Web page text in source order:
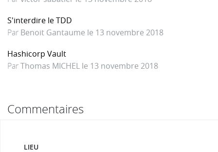
S'interdire le TDD
Par Benoit Gantaume le 13 novembre 2018
Hashicorp Vault
ParThomas MICHEL le 13 novembre 2018
Commentaires
LIEU